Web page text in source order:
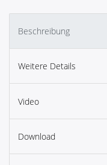
Beschreibung
Weitere Details
Video
Download